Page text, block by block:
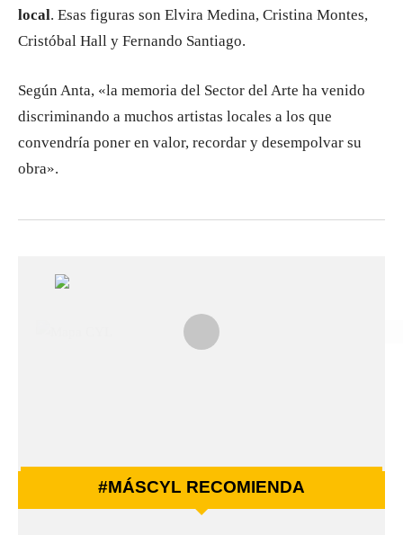
local. Esas figuras son Elvira Medina, Cristina Montes,
Cristóbal Hall y Fernando Santiago.
Según Anta, «la memoria del Sector del Arte ha venido
discriminando a muchos artistas locales a los que
convendría poner en valor, recordar y desempolvar su
obra».
#MÁSCYL RECOMIENDA